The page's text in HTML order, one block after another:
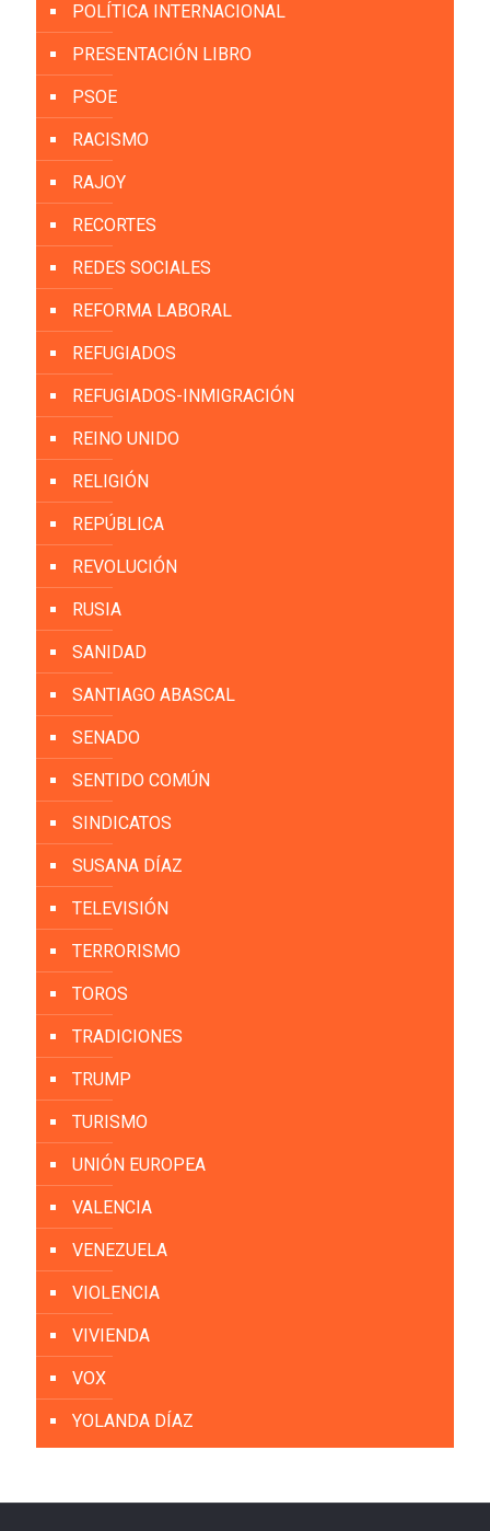
POLÍTICA INTERNACIONAL
PRESENTACIÓN LIBRO
PSOE
RACISMO
RAJOY
RECORTES
REDES SOCIALES
REFORMA LABORAL
REFUGIADOS
REFUGIADOS-INMIGRACIÓN
REINO UNIDO
RELIGIÓN
REPÚBLICA
REVOLUCIÓN
RUSIA
SANIDAD
SANTIAGO ABASCAL
SENADO
SENTIDO COMÚN
SINDICATOS
SUSANA DÍAZ
TELEVISIÓN
TERRORISMO
TOROS
TRADICIONES
TRUMP
TURISMO
UNIÓN EUROPEA
VALENCIA
VENEZUELA
VIOLENCIA
VIVIENDA
VOX
YOLANDA DÍAZ